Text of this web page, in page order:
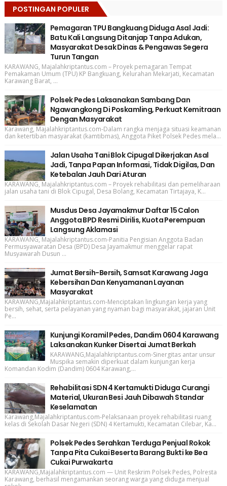
POSTINGAN POPULER
Pemagaran TPU Bangkuang Diduga Asal Jadi:
Batu Kali Langsung Ditanjap Tanpa Adukan,
Masyarakat Desak Dinas & Pengawas Segera
Turun Tangan
KARAWANG, Majalahkriptantus.com – Proyek pemagaran Tempat
Pemakaman Umum (TPU) KP Bangkuang, Kelurahan Mekarjati, Kecamatan
Karawang Barat, ...
Polsek Pedes Laksanakan Sambang Dan
Ngawangkong Di Poskamling, Perkuat Kemitraan
Dengan Masyarakat
Karawang, Majalahkriptantus.com-Dalam rangka menjaga situasi keamanan
dan ketertiban masyarakat (kamtibmas), Anggota Piket Polsek Pedes mela...
Jalan Usaha Tani Blok Cipugal Dikerjakan Asal
Jadi, Tanpa Papan Informasi, Tidak Digilas, Dan
Ketebalan Jauh Dari Aturan
KARAWANG, Majalahkriptantus.com – Proyek rehabilitasi dan pemeliharaan
jalan usaha tani di Blok Cipugal, Desa Bolang, Kecamatan Tirtajaya, K...
Musdus Desa Jayamakmur Daftar 15 Calon
Anggota BPD Resmi Dirilis, Kuota Perempuan
Langsung Aklamasi
KARAWANG, Majalahkriptantus.com-Panitia Pengisian Anggota Badan
Permusyawaratan Desa (BPD) Desa Jayamakmur menggelar rapat
Musyawarah Dusun ...
Jumat Bersih-Bersih, Samsat Karawang Jaga
Kebersihan Dan Kenyamanan Layanan
Masyarakat
KARAWANG,Majalahkriptantus.com-Menciptakan lingkungan kerja yang
bersih, sehat, serta pelayanan yang nyaman bagi masyarakat, jajaran Unit
Pe...
Kunjungi Koramil Pedes, Dandim 0604 Karawang
Laksanakan Kunker Disertai Jumat Berkah
KARAWANG,Majalahkriptantus.com-Sinergitas antar unsur
Muspika semakin diperkuat dalam kunjungan kerja
Komandan Kodim (Dandim) 0604 Karawang,...
Rehabilitasi SDN 4 Kertamukti Diduga Curangi
Material, Ukuran Besi Jauh Dibawah Standar
Keselamatan
Karawang,Majalahkriptantus.com-Pelaksanaan proyek rehabilitasi ruang
kelas di Sekolah Dasar Negeri (SDN) 4 Kertamukti, Kecamatan Cilebar, Ka...
Polsek Pedes Serahkan Terduga Penjual Rokok
Tanpa Pita Cukai Beserta Barang Bukti ke Bea
Cukai Purwakarta
KARAWANG,Majalahkriptantus.com — Unit Reskrim Polsek Pedes, Polresta
Karawang, berhasil mengamankan seorang warga yang diduga menjual